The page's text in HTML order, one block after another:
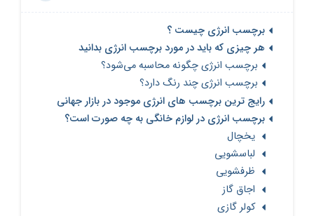
برچسب انرژی چیست ؟
هر چیزی که باید در مورد برچسب انرژی بدانید
برچسب انرژی چگونه محاسبه می‌شود؟
برچسب انرژی چند رنگ دارد؟
رایج ترین برچسب های انرژی موجود در بازار جهانی
برچسب انرژی در لوازم خانگی به چه صورت است؟
یخچال
لباسشویی
ظرفشویی
اجاق گاز
کولر گازی